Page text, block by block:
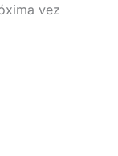
vez